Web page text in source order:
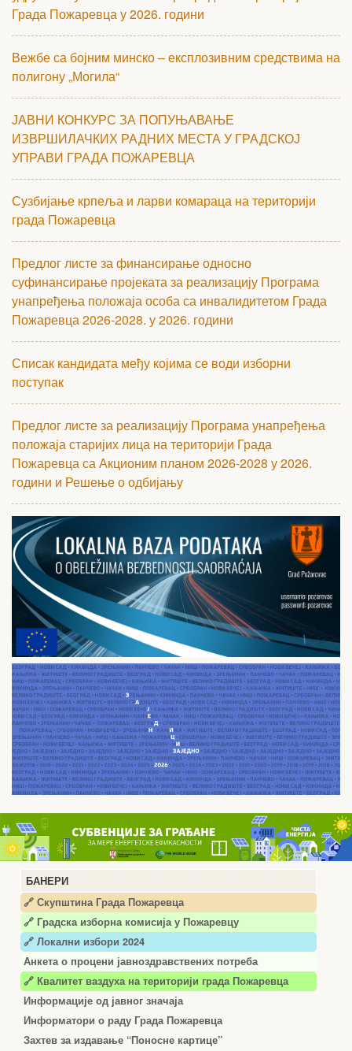
БАНЕРИ
🔗 Скупштина Града Пожаревца
🔗 Градска изборна комисија у Пожаревцу
🔗 Локални избори 2024
Анкета о процени јавноздравствених потреба
🔗 Квалитет ваздуха на територији града Пожаревца
Информације од јавног значаја
Информатори о раду Града Пожаревца
Захтев за издавање “Поносне картице”
Града Пожаревца у 2026. години
Вежбе са бојним минско – експлозивним средствима на
полигону „Могила“
ЈАВНИ КОНКУРС ЗА ПОПУЊАВАЊЕ
ИЗВРШИЛАЧКИХ РАДНИХ МЕСТА У ГРАДСКОЈ
УПРАВИ ГРАДА ПОЖАРЕВЦА
Сузбијање крпеља и ларви комараца на територији
града Пожаревца
Предлог листе за финансирање односно
суфинансирање пројеката за реализацију Програма
унапређења положаја особа са инвалидитетом Града
Пожаревца 2026-2028. у 2026. години
Списак кандидата међу којима се води изборни
поступак
Предлог листе за реализацију Програма унапређења
положаја старијих лица на територији Града
Пожаревца са Акционим планом 2026-2028 у 2026.
години и Решење о одбијању